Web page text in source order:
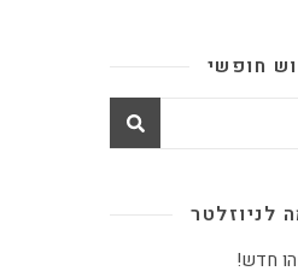
חופשי
לניוזלטר
חדש!